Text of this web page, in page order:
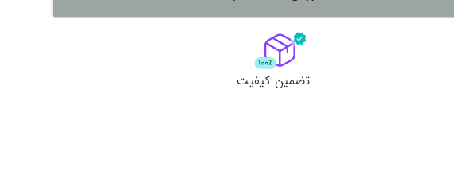
نمایش همه محصولات
تضمین کیفیت